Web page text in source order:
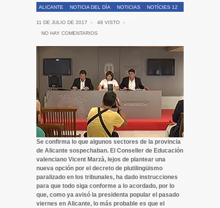
ALICANTE NOTICIA DEL DÍA NOTICIAS
NOTÍCIES 12
11 DE JULIO DE 2017
- 48 VISTO
-
NO HAY COMENTARIOS
Se confirma lo que algunos sectores de la provincia
de Alicante sospechaban. El Conseller de Educación
valenciano Vicent Marzà, lejos de plantear una
nueva opción por el decreto de plutilingüismo
paralizado en los tribunales, ha dado instrucciones
para que todo siga conforme a lo acordado, por lo
que, como ya avisó la presidenta popular el pasado
viernes en Alicante, lo más probable es que el